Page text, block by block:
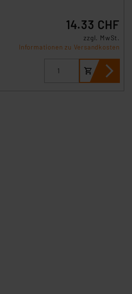
14.33 CHF
zzgl. MwSt.
Informationen zu Versandkosten